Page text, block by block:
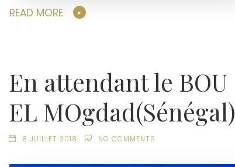
READ MORE
En attendant le BOU
EL MOgdad(Sénégal)
8 JUILLET 2018 NO COMMENTS